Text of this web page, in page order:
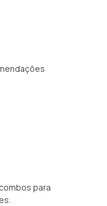
para